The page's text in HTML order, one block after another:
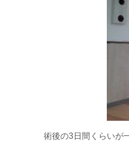
術後の3日間くらいが